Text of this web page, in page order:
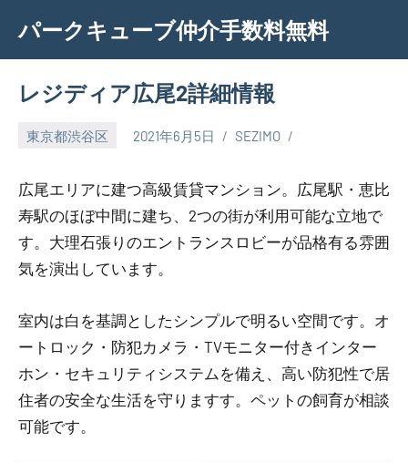
content
パークキューブ仲介手数料無料
レジディア広尾2詳細情報
東京都渋谷区 2021年6月5日 SEZIMO
広尾エリアに建つ高級賃貸マンション。広尾駅・恵比
寿駅のほぼ中間に建ち、2つの街が利用可能な立地で
す。大理石張りのエントランスロビーが品格有る雰囲
気を演出しています。
室内は白を基調としたシンプルで明るい空間です。オ
ートロック・防犯カメラ・TVモニター付きインター
ホン・セキュリティシステムを備え、高い防犯性で居
住者の安全な生活を守りますす。ペットの飼育が相談
可能です。